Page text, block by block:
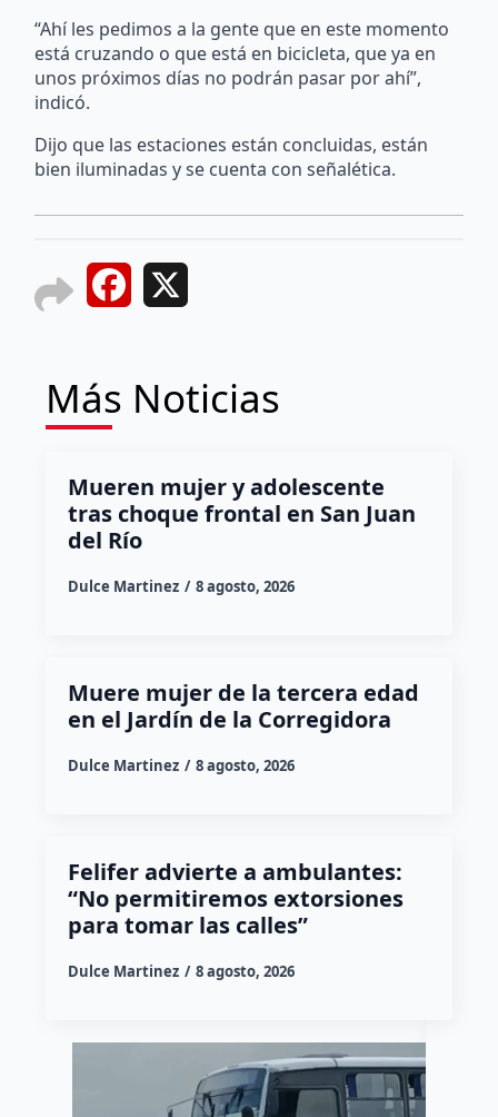
“Ahí les pedimos a la gente que en este momento
está cruzando o que está en bicicleta, que ya en
unos próximos días no podrán pasar por ahí”,
indicó.
Dijo que las estaciones están concluidas, están
bien iluminadas y se cuenta con señalética.
Facebook
Más Noticias
Mueren mujer y adolescente
tras choque frontal en San Juan
del Río
Dulce Martinez 8 agosto, 2026
Muere mujer de la tercera edad
en el Jardín de la Corregidora
Dulce Martinez 8 agosto, 2026
Felifer advierte a ambulantes:
“No permitiremos extorsiones
para tomar las calles”
Dulce Martinez 8 agosto, 2026